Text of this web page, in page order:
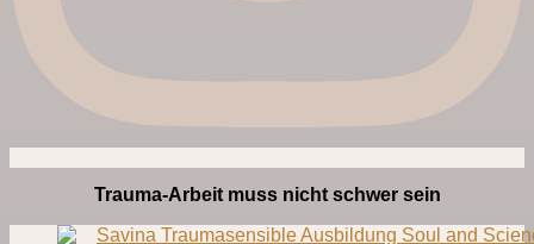
Trauma-Arbeit muss nicht schwer sein